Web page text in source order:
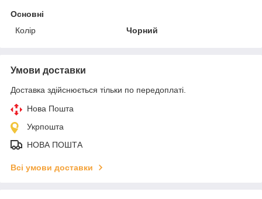
Основні
Колір
Чорний
Умови доставки
Доставка здійснюється тільки по передоплаті.
Нова Пошта
Укрпошта
НОВА ПОШТА
Всі умови доставки